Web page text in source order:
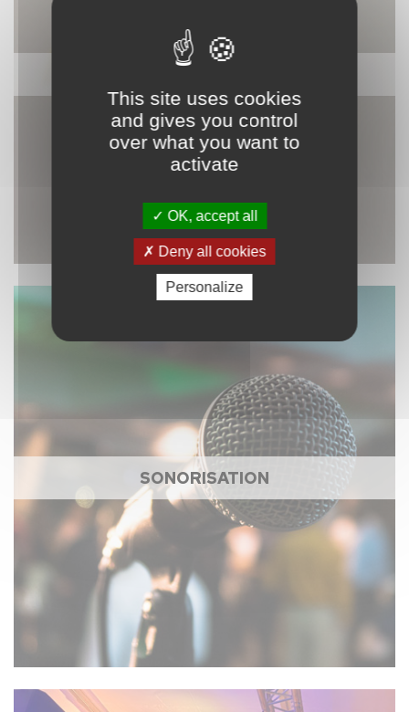
SONORISATION
This site uses cookies
and gives you control
over what you want to
activate
OK, accept all
Deny all cookies
Personalize